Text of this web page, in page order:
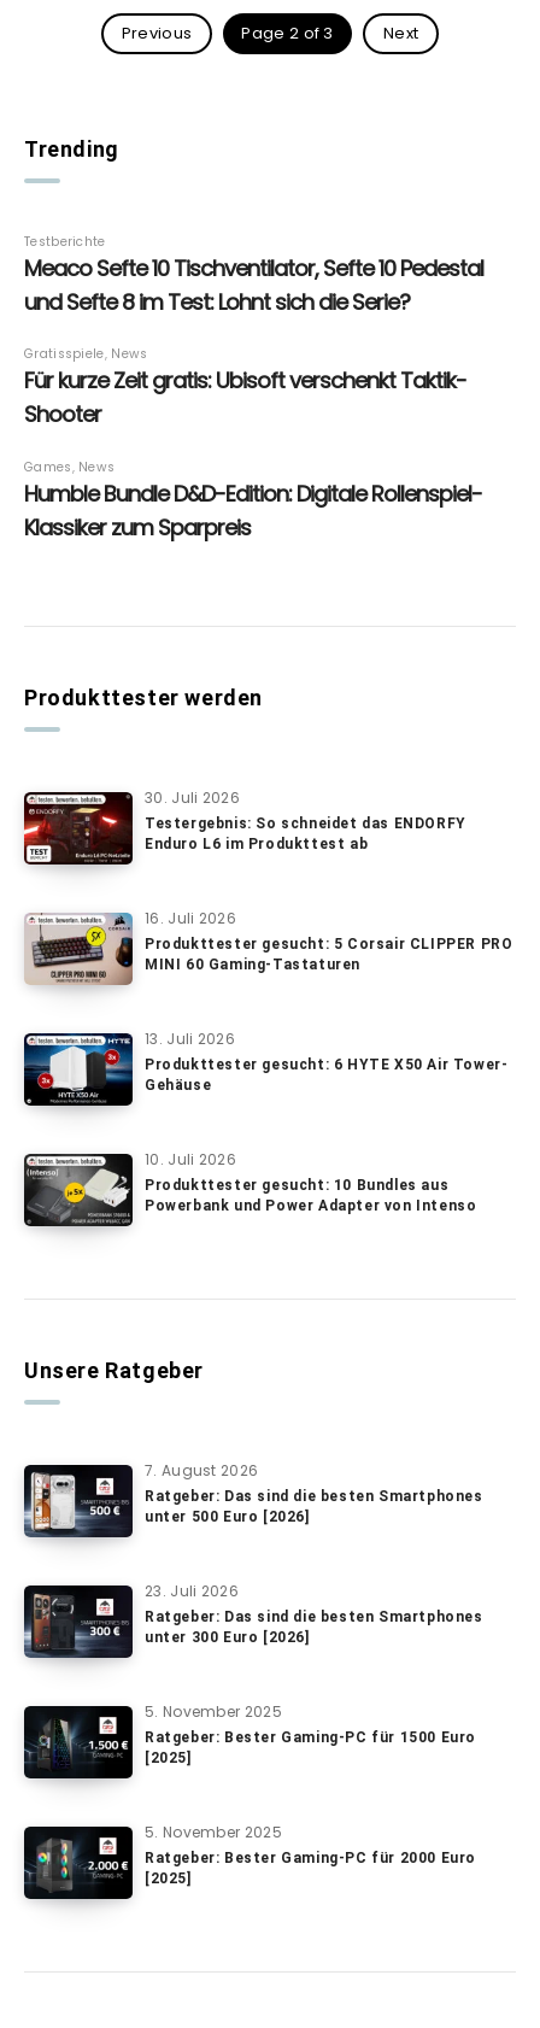
Previous Page 2 of 3 Next
Trending
Produkttester werden
30. Juli 2026
Testergebnis: So schneidet das ENDORFY
Enduro L6 im Produkttest ab
16. Juli 2026
Produkttester gesucht: 5 Corsair CLIPPER PRO
MINI 60 Gaming-Tastaturen
13. Juli 2026
Produkttester gesucht: 6 HYTE X50 Air Tower-
Gehäuse
10. Juli 2026
Produkttester gesucht: 10 Bundles aus
Powerbank und Power Adapter von Intenso
Unsere Ratgeber
7. August 2026
Ratgeber: Das sind die besten Smartphones
unter 500 Euro [2026]
23. Juli 2026
Ratgeber: Das sind die besten Smartphones
unter 300 Euro [2026]
5. November 2025
Ratgeber: Bester Gaming-PC für 1500 Euro
[2025]
5. November 2025
Ratgeber: Bester Gaming-PC für 2000 Euro
[2025]